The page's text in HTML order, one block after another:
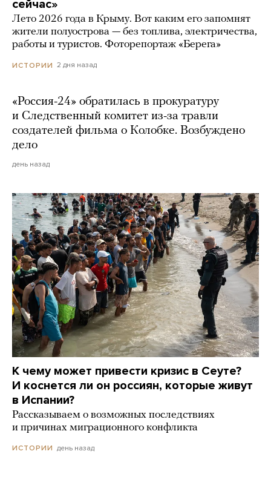
сейчас»
Лето 2026 года в Крыму. Вот каким его запомнят
жители полуострова — без топлива, электричества,
работы и туристов. Фоторепортаж «Берега»
ИСТОРИИ 2 дня назад
«Россия-24» обратилась в прокуратуру
и Следственный комитет из-за травли
создателей фильма о Колобке. Возбуждено
дело
день назад
К чему может привести кризис в Сеуте?
И коснется ли он россиян, которые живут
в Испании?
Рассказываем о возможных последствиях
и причинах миграционного конфликта
ИСТОРИИ день назад